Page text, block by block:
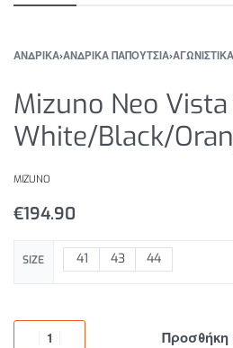
ΑΝΔΡΙΚΑ›ΑΝΔΡΙΚΑ ΠΑΠΟΥΤΣΙΑ›
Mizuno Neo
White/Black/
MIZUNO
€194.90
SIZE 41 43 44
Προσθήκη